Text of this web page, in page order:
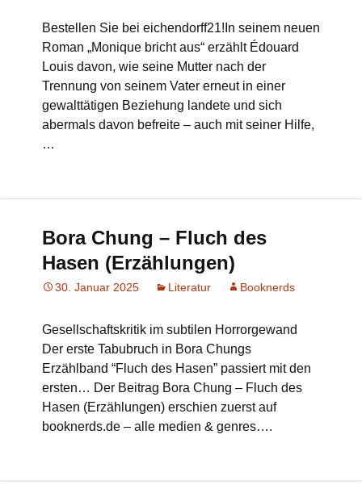
Bestellen Sie bei eichendorff21!In seinem neuen
Roman „Monique bricht aus“ erzählt Édouard
Louis davon, wie seine Mutter nach der
Trennung von seinem Vater erneut in einer
gewalttätigen Beziehung landete und sich
abermals davon befreite – auch mit seiner Hilfe,
…
Bora Chung – Fluch des
Hasen (Erzählungen)
30. Januar 2025 Literatur Booknerds
Gesellschaftskritik im subtilen Horrorgewand
Der erste Tabubruch in Bora Chungs
Erzählband “Fluch des Hasen” passiert mit den
ersten… Der Beitrag Bora Chung – Fluch des
Hasen (Erzählungen) erschien zuerst auf
booknerds.de – alle medien & genres….